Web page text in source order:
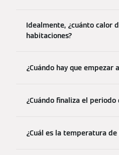
Idealmente, ¿cuánto calor
habitaciones?
¿Cuándo hay que empezar
¿Cuándo finaliza el periodo
¿Cuál es la temperatura